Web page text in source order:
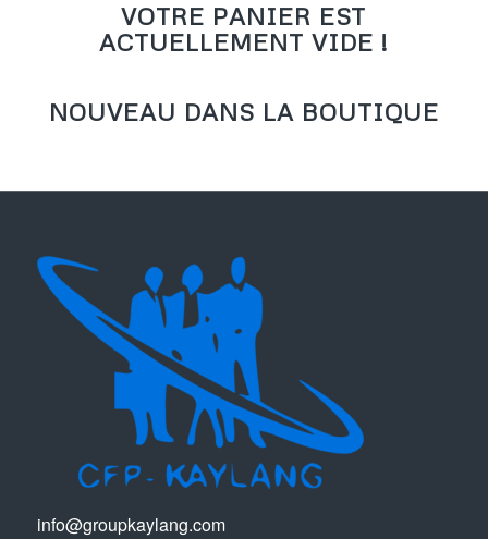
VOTRE PANIER EST
ACTUELLEMENT VIDE !
NOUVEAU DANS LA BOUTIQUE
info@groupkaylang.com